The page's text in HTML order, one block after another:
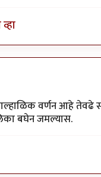
वर्णन आहे तेवढे
बघेन जमल्यास.